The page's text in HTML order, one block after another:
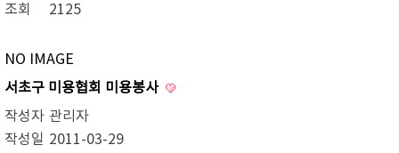
조회
2125
NO IMAGE
서초구 미용협회 미용봉사
작성자 관리자
작성일 2011-03-29